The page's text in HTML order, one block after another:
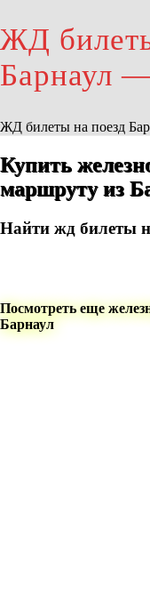
ЖД
Барнаул
ЖД билеты на поезд
Купить
маршруту из
Найти жд билеты
Посмотреть еще
Барнаул